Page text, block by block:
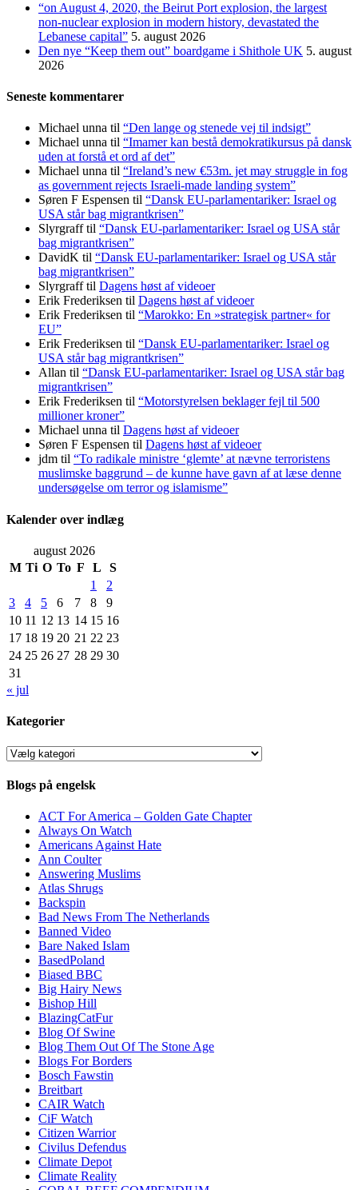
“on August 4, 2020, the Beirut Port explosion, the largest
non-nuclear explosion in modern history, devastated the
Lebanese capital” 5. august 2026
Den nye “Keep them out” boardgame i Shithole UK 5. august
2026
Seneste kommentarer
Michael unna til “Den lange og stenede vej til indsigt”
Michael unna til “Imamer kan bestå demokratikursus på dansk
uden at forstå et ord af det”
Michael unna til “Ireland’s new €53m. jet may struggle in fog
as government rejects Israeli-made landing system”
Søren F Espensen til “Dansk EU-parlamentariker: Israel og
USA står bag migrantkrisen”
Slyrgrafftil “Dansk EU-parlamentariker: Israel og USA står
bag migrantkrisen”
DavidK til “Dansk EU-parlamentariker: Israel og USA står
bag migrantkrisen”
Slyrgrafftil Dagens høst af videoer
Erik Frederiksen til Dagens høst af videoer
Erik Frederiksen til “Marokko: En »strategisk partner« for
EU”
Erik Frederiksen til “Dansk EU-parlamentariker: Israel og
USA står bag migrantkrisen”
Allan til “Dansk EU-parlamentariker: Israel og USA står bag
migrantkrisen”
Erik Frederiksen til “Motorstyrelsen beklager fejl til 500
millioner kroner”
Michael unna til Dagens høst af videoer
Søren F Espensen til Dagens høst af videoer
jdm til “To radikale ministre ‘glemte’ at nævne terroristens
muslimske baggrund – de kunne have gavn af at læse denne
undersøgelse om terror og islamisme”
Kalender over indlæg
august 2026
M Ti O To F L
S
1
2
3
4 5 6 7 8
9
10 11 12 13 14 15 16
17 18 19 20 21 22 23
24 25 26 27 28 29 30
31
« jul
Kategorier
Kategorier
Blogs på engelsk
ACT For America – Golden Gate Chapter
Always On Watch
Americans Against Hate
Ann Coulter
Answering Muslims
Atlas Shrugs
Backspin
Bad News From The Netherlands
Banned Video
Bare Naked Islam
BasedPoland
Biased BBC
Big Hairy News
Bishop Hill
BlazingCatFur
Blog Of Swine
Blog Them Out Of The Stone Age
Blogs For Borders
Bosch Fawstin
Breitbart
CAIR Watch
CiF Watch
Citizen Warrior
Civilus Defendus
Climate Depot
Climate Reality